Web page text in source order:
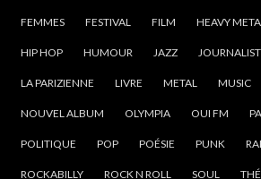
FEMMES FESTIVAL FILM HEAVY
HIP HOP HUMOUR JAZZ
LA PARIZIENNE LIVRE METAL MUSIC
NOUVEL ALBUM OLYMPIA OUI FM
POLITIQUE POP POÉSIE PUNK
ROCKABILLY ROCK N ROLL SOUL